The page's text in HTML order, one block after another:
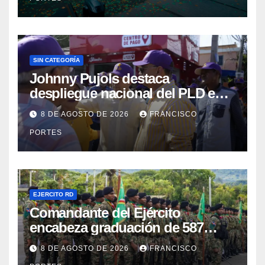
SIN CATEGORÍA
Johnny Pujols destaca
despliegue nacional del PLD en
segunda jornada de Esfuerzo
Concentrado
8 DE AGOSTO DE 2026 FRANCISCO
PORTES
EJERCITO RD
Comandante del Ejército
encabeza graduación de 587
nuevos conscriptos en el
Campamento Militar “16 de
8 DE AGOSTO DE 2026 FRANCISCO